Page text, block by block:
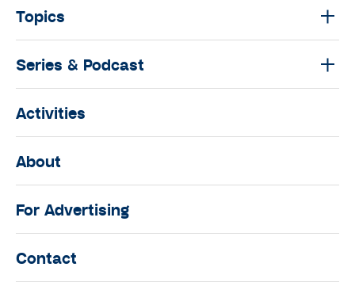
Topics
Series & Podcast
Activities
About
For Advertising
Contact